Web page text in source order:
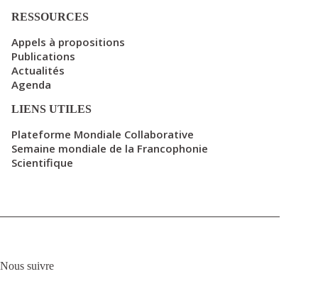
RESSOURCES
Appels à propositions
Publications
Actualités
Agenda
LIENS UTILES
Plateforme Mondiale Collaborative
Semaine mondiale de la Francophonie
Scientifique
Nous suivre